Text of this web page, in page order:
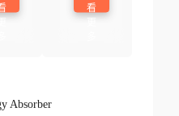
看
Absorber